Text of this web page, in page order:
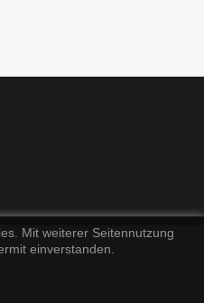
Mit weiterer Seitennutzung
einverstanden.